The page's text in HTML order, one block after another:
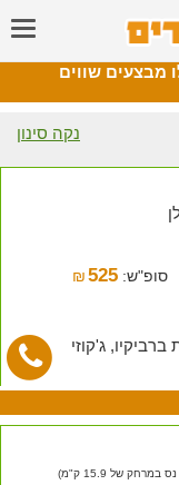
מבצעים שווים
נקה סינון
סופ"ש: ₪ 525
פינת ברביקיו, ג'קוזי
של 15.9 ק"מ)